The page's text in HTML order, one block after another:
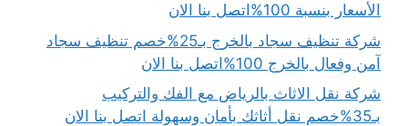
الأسعار بنسبة 100%اتصل بنا الان
شركة تنظيف سجاد بالخرج بـ25%خصم تنظيف سجاد
آمن وفعال بالخرج 100%اتصل بنا الان
شركة نقل الاثاث بالرياض مع الفك والتركيب
بـ35%خصم نقل أثاثك بأمان وسهولة اتصل بنا الان